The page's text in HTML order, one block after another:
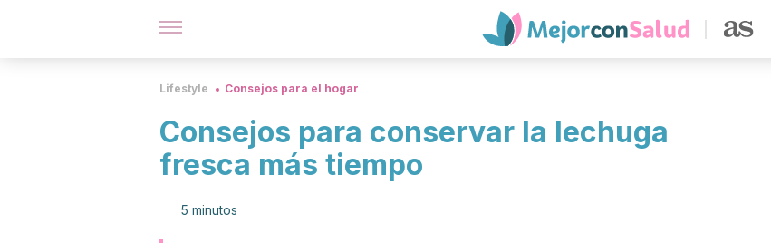
Lifestyle Consejos para el hogar
Consejos para conservar la lechuga
fresca más tiempo
5 minutos